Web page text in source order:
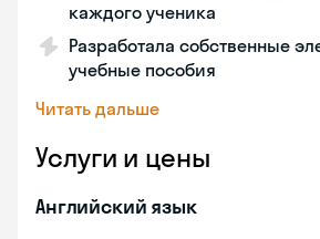
каждого ученика
Разработала собственные
учебные пособия
Читать дальше
Услуги и цены
Английский язык